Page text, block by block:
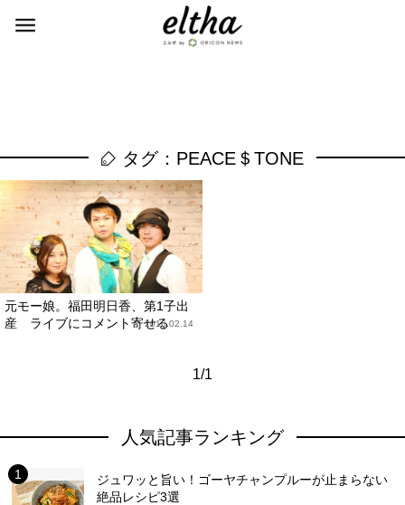
タグ：PEACE＄TONE
元モー娘。福田明日香、第1子出
産 ライブにコメント寄せる2016.02.14
1/1
人気記事ランキング
ジュワッと旨い！ゴーヤチャンプルーが止まらない
絶品レシピ3選